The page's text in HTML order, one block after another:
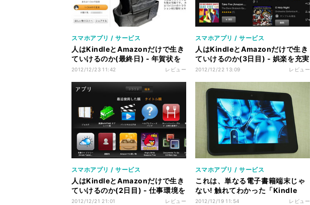
スマホアプリ / サービス
人はKindleとAmazonだけで生き
ていけるのか(最終日) - 年賀状を
作る
2012/12/23 11:42 レビュー
スマホアプリ / サービス
人はKindleとAmazonだけで生き
ていけるのか(3日目) - 娯楽を充実
させる
2012/12/22 13:09 レビュー
スマホアプリ / サービス
人はKindleとAmazonだけで生き
ていけるのか(2日目) - 仕事環境を
整える
2012/12/21 21:01 レビュー
スマホアプリ / サービス
これは、単なる電子書籍端末じゃ
ない! 触れてわかった「Kindle
Fire HD」の魅力
2012/12/19 11:54 レビュー